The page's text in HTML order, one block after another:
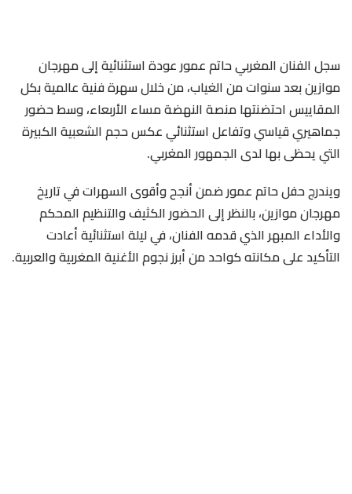
سجل الفنان المغربي حاتم عمور عودة استثنائية إلى مهرجان
موازين بعد سنوات من الغياب، من خلال سهرة فنية عالمية بكل
المقاييس احتضنتها منصة النهضة مساء الأربعاء، وسط حضور
جماهيري قياسي وتفاعل استثنائي عكس حجم الشعبية الكبيرة
التي يحظى بها لدى الجمهور المغربي.
ويندرج حفل حاتم عمور ضمن أنجح وأقوى السهرات في تاريخ
مهرجان موازين، بالنظر إلى الحضور الكثيف والتنظيم المحكم
والأداء المبهر الذي قدمه الفنان، في ليلة استثنائية أعادت
التأكيد على مكانته كواحد من أبرز نجوم الأغنية المغربية والعربية.